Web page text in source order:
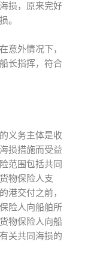
损，原来完好
。
意外情况下，
长指挥，符合
义务主体是收
损措施而受益
范围包括共同
物保险人支
港交付之前，
险人向船舶所
物保险人向船
关共同海损的